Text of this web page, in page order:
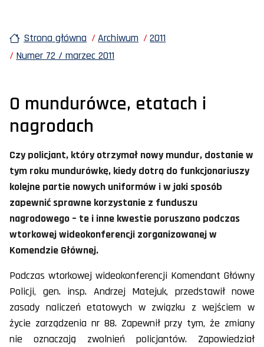
Strona główna Archiwum
2011
Numer 72 / marzec 2011
O mundurówce, etatach i
nagrodach
Czy policjant, który otrzymał nowy mundur, dostanie w
tym roku mundurówkę, kiedy dotrą do funkcjonariuszy
kolejne partie nowych uniformów i w jaki sposób
zapewnić sprawne korzystanie z funduszu
nagrodowego – te i inne kwestie poruszano podczas
wtorkowej wideokonferencji zorganizowanej w
Komendzie Głównej.
Podczas wtorkowej wideokonferencji Komendant Główny
Policji, gen. insp. Andrzej Matejuk, przedstawił nowe
zasady naliczeń etatowych w związku z wejściem w
życie zarządzenia nr 88. Zapewnił przy tym, że zmiany
nie oznaczają zwolnień policjantów. Zapowiedział